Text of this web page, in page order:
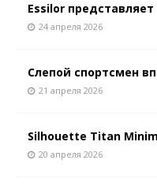
Essilor
24 апреля 2026
Слепой спортсмен
21 апреля 2026
Silhouette Titan
20 апреля 2026